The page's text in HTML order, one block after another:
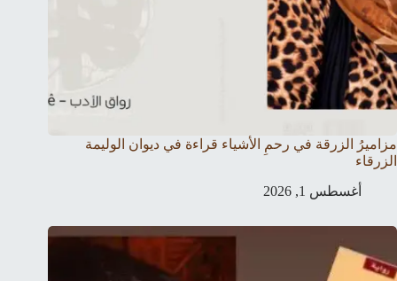
مزاميرُ الزرقة في رحمِ الأشياء قراءة في ديوان الوليمة
الزرقاء
أغسطس 1, 2026